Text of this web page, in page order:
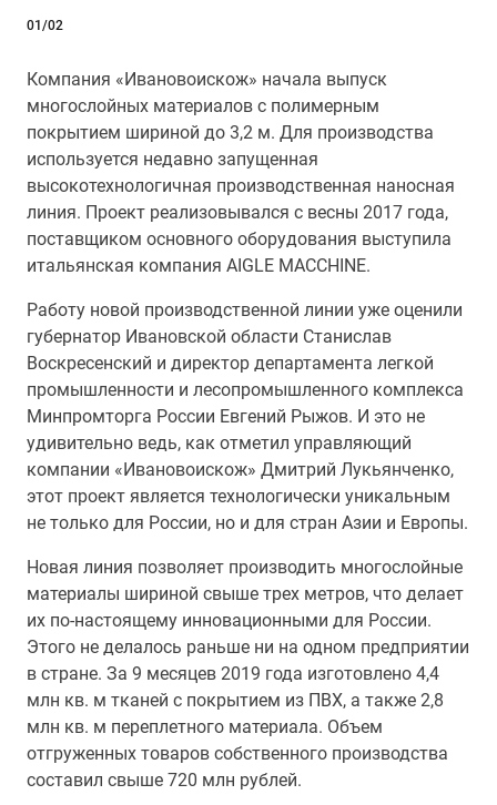
01/02
Компания «Ивановоискож» начала выпуск
многослойных материалов с полимерным
покрытием шириной до 3,2 м. Для производства
используется недавно запущенная
высокотехнологичная производственная наносная
линия. Проект реализовывался с весны 2017 года,
поставщиком основного оборудования выступила
итальянская компания AIGLE MACCHINE.
Работу новой производственной линии уже оценили
губернатор Ивановской области Станислав
Воскресенский и директор департамента легкой
промышленности и лесопромышленного комплекса
Минпромторга России Евгений Рыжов. И это не
удивительно ведь, как отметил управляющий
компании «Ивановоискож» Дмитрий Лукьянченко,
этот проект является технологически уникальным
не только для России, но и для стран Азии и Европы.
Новая линия позволяет производить многослойные
материалы шириной свыше трех метров, что делает
их по-настоящему инновационными для России.
Этого не делалось раньше ни на одном предприятии
в стране. За 9 месяцев 2019 года изготовлено 4,4
млн кв. м тканей с покрытием из ПВХ, а также 2,8
млн кв. м переплетного материала. Объем
отгруженных товаров собственного производства
составил свыше 720 млн рублей.